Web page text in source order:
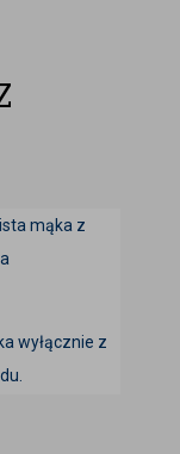
mąka z
wyłącznie z